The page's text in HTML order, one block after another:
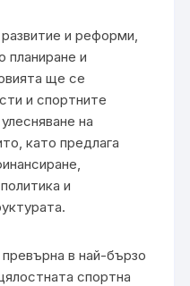
и реформи,
планиране и
ще се
и спортните
на
като предлага
и
в най-бързо
спортна